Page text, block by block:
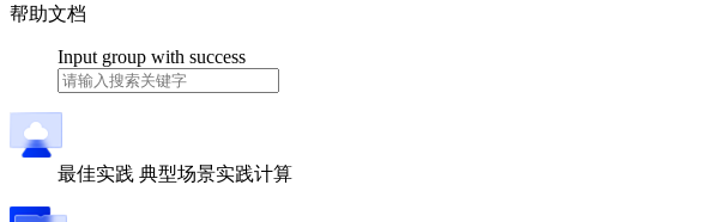
帮助文档
Input group with success
最佳实践 典型场景实践计算